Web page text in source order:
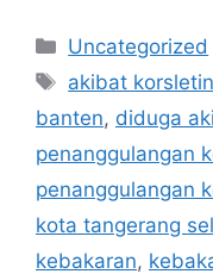
Kategori
Uncategorized
Tag
akibat
banten, diduga
penanggulangan
penanggulangan
kota tangerang
kebakaran,